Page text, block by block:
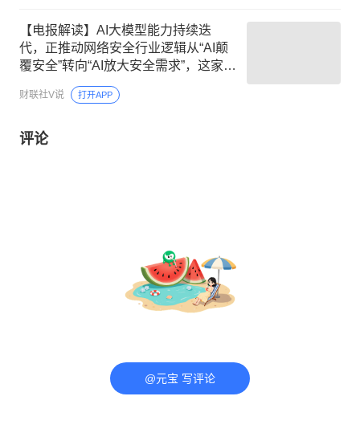
【电报解读】AI大模型能力持续迭
代，正推动网络安全行业逻辑从“AI颠
覆安全”转向“AI放大安全需求”，这家公
司拥有自研的垂直领域大模型安全
GPT
财联社V说 打开APP
评论
@元宝 写评论